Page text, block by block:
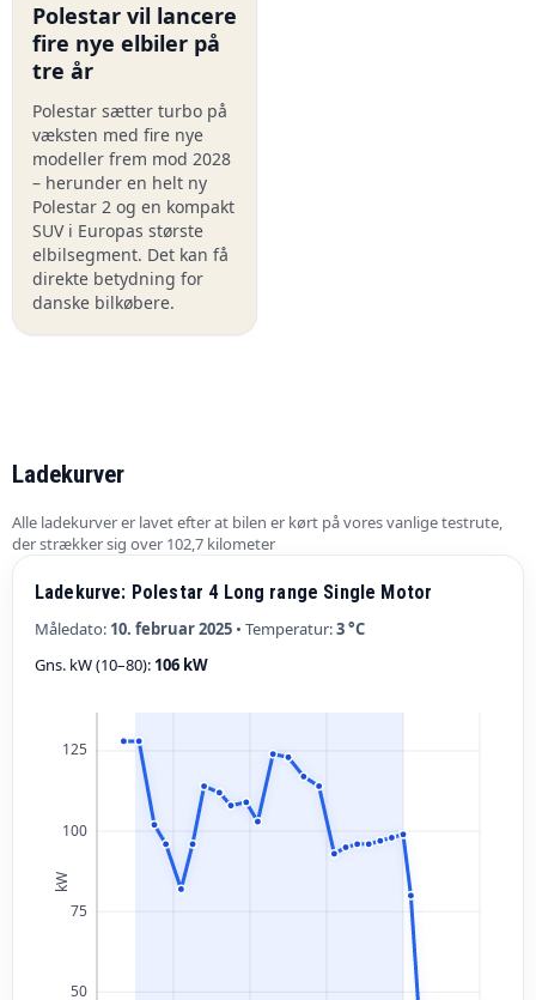
Polestar vil lancere
fire nye elbiler på
tre år
Polestar sætter turbo på
væksten med fire nye
modeller frem mod 2028
– herunder en helt ny
Polestar 2 og en kompakt
SUV i Europas største
elbilsegment. Det kan få
direkte betydning for
danske bilkøbere.
Ladekurver
Alle ladekurver er lavet efter at bilen er kørt på vores vanlige testrute,
der strækker sig over 102,7 kilometer
Ladekurve: Polestar 4 Long range Single Motor
Måledato: 10. februar 2025 • Temperatur:3 °C
Gns. kW (10–80): 106 kW